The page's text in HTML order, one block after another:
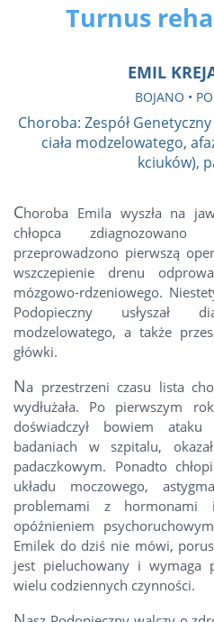
Turnus
EMIL
BOJANO •
Choroba: Zespół
ciała modzelowatego,
kciuków),
Choroba Emila wyszła na
chłopca
przeprowadzono pierwszą
wszczepienie drenu
mózgowo-rdzeniowego.
Podopieczny usłyszał
modzelowatego, a także
główki.
Na przestrzeni czasu lista
wydłużała. Po pierwszym
doświadczył bowiem
badaniach w szpitalu,
padaczkowym. Ponadto
układu moczowego,
problemami z hormonami
opóźnieniem
Emilek do dziś nie mówi,
jest pieluchowany i wymaga
wielu codziennych czynności.